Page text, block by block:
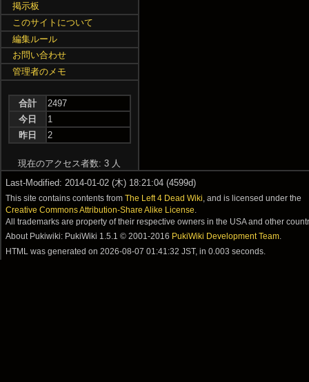
掲示板
このサイトについて
編集ルール
お問い合わせ
管理者のメモ
合計
2497
今日
1
昨日
2
現在のアクセス者数: 3 人
Last-Modified: 2014-01-02 (木) 18:21:04 (4599d)
This site contains contents fromThe Left 4 Dead Wiki , and is licensed under the
Creative Commons Attribution-Share Alike License
All trademarks are property of their respective owners in the USA and other
About Pukiwiki: PukiWiki 1.5.1 © 2001-2016 PukiWiki Development Team.
HTML was generated on2026-08-07 01:41:32 JST , in 0.003 seconds.